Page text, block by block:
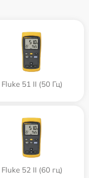
Fluke 51 II (50 Гц)
Fluke 52 II (60 гц)